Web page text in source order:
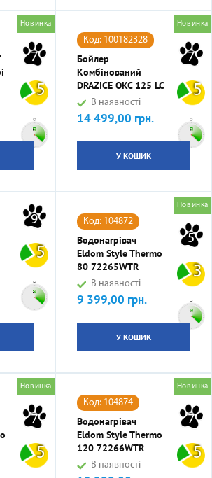
Новинка
7
5
Новинка
7
5
Код: 100182328
Бойлер
Комбінований
DRAZICE OKC 125 LC
В наявності
Ціна
14 499,00 грн.
У КОШИК
9
5
Новинка
5
3
Код: 104872
Водонагрівач
Eldom Style Thermo
80 72265WTR
В наявності
Ціна
9 399,00 грн.
У КОШИК
Новинка
7
5
Новинка
7
5
Код: 104874
Водонагрівач
Eldom Style Thermo
120 72266WTR
В наявності